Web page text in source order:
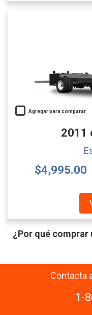
Agregar para comparar
2011
$4,995.00
¿Por qué comprar
Contacta
1-